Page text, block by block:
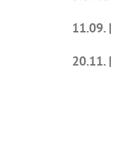
11.09.
20.11.